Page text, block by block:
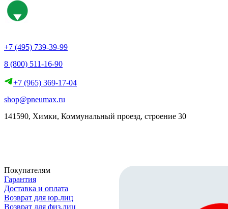
+7 (495) 739-39-99
8 (800) 511-16-90
+7 (965) 369-17-04
shop@pneumax.ru
141590, Химки, Коммунальный проезд, строение 30
Покупателям
Гарантия
Доставка и оплата
Возврат для юр.лиц
Возврат для физ.лиц